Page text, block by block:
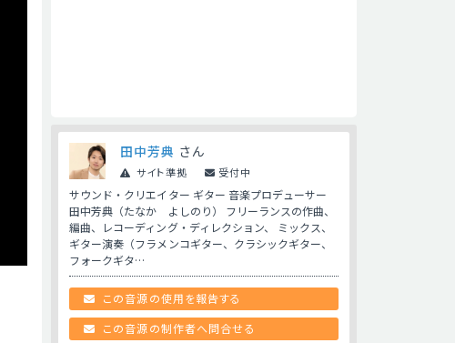
田中芳典 さん
サイト準拠 受付中
サウンド・クリエイター ギター 音楽プロデューサー
田中芳典（たなか よしのり） フリーランスの作曲、
編曲、レコーディング・ディレクション、 ミックス、
ギター演奏（フラメンコギター、クラシックギター、
フォークギタ…
この音源の使用を報告する
この音源の制作者へ問合せる